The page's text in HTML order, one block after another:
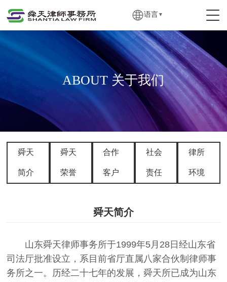
语言 ▼
ABOUT 关于我们
舜天
简介
舜天
荣誉
合作
客户
社会
责任
律所
环境
舜天简介
山东舜天律师事务所于1999年5月28日经山东省
司法厅批准设立，系目前省厅直属八家合伙制律师事
务所之一。历经二十七年的发展，舜天所已成为山东